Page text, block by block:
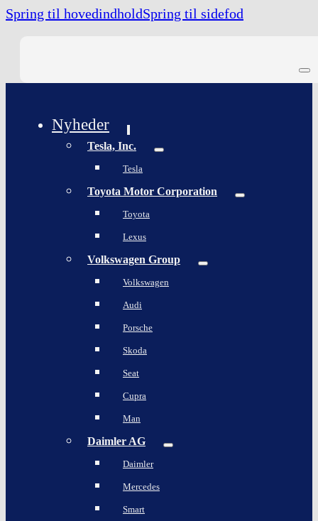
Spring til hovedindholdSpring til sidefod
Nyheder
Tesla, Inc.
Tesla
Toyota Motor Corporation
Toyota
Lexus
Volkswagen Group
Volkswagen
Audi
Porsche
Skoda
Seat
Cupra
Man
Daimler AG
Daimler
Mercedes
Smart